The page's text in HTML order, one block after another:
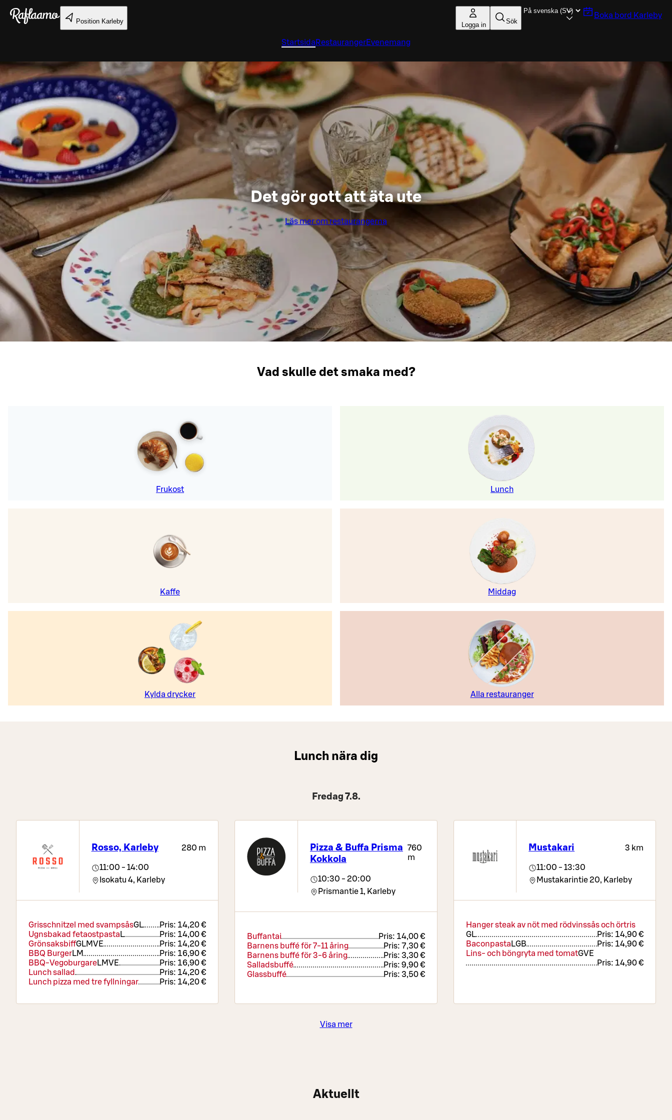
Gå till huvudinnehållet
Position Karleby Logga in Sök
Boka bord Karleby
Startsida RestaurangerEvenemang
Det gör gott att äta ute
Läs mer om restaurangerna
Vad skulle det smaka med?
Frukost Lunch
Kaffe Middag
Kylda drycker Alla restauranger
Lunch nära dig
Fredag 7.8.
Rosso, Karleby 280 m
11:00 - 14:00
Isokatu 4, Karleby
Grisschnitzel med svampsåsGL Pris: 14,20 €
Ugnsbakad fetaostpasta L Pris: 14,00 €
GrönsaksbiffGLMVE Pris: 14,20 €
BBQ BurgerLM Pris: 16,90 €
BBQ-VegoburgareLMVE Pris: 16,90 €
Lunch sallad
Pris: 14,20 €
Lunch pizza med tre fyllningar
Pris: 14,20 €
Pizza & Buffa Prisma
Kokkola
760
m
10:30 - 20:00
Prismantie 1, Karleby
Buffantai Pris: 14,00 €
Barnens buffé för 7-11 åring
Pris: 7,30 €
Barnens buffé för 3-6 åring
Pris: 3,30 €
Salladsbuffé
Pris: 9,90 €
Glassbuffé
Pris: 3,50 €
Mustakari 3 km
11:00 - 13:30
Mustakarintie 20, Karleby
Hanger steak av nöt med rödvinssås och örtris
GL Pris: 14,90 €
Baconpasta LGB Pris: 14,90 €
Lins- och böngryta med tomatGVE
Pris: 14,90 €
Visa mer
Aktuellt